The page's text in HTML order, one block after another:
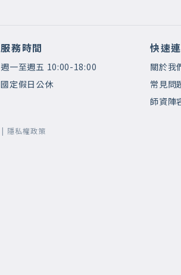
服務時間
週一至週五 10:00-18:00
國定假日公休
快速
關於我
常見問
師資陣
| 隱私權政策